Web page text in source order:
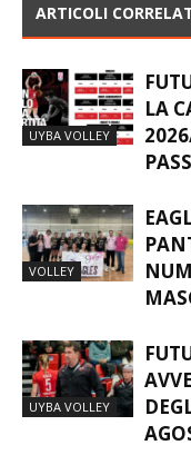
ARTICOLI
UYBA VOLLEY
LA
PASS
VOLLEY
UYBA VOLLEY